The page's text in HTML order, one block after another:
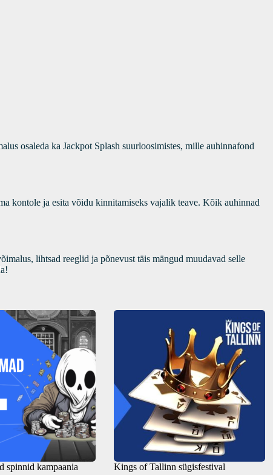
osaleda ka Jackpot Splash suurloosimistes, mille auhinnafond
kontole ja esita võidu kinnitamiseks vajalik teave. Kõik auhinnad
lihtsad reeglid ja põnevust täis mängud muudavad selle
spinnid kampaania Kings of Tallinn sügisfestival